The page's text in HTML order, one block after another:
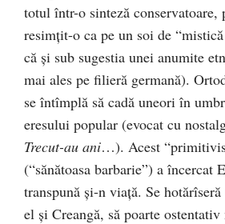
totul într-o sinteză conservatoare,
resimţit-o ca pe un soi de
că şi sub sugestia unei anumite
mai ales pe filieră germană).
se întîmplă să cadă uneori în
eresului popular (evocat cu
Trecut-au ani…). Acest
(“sănătoasa barbarie”) a încercat
transpună şi-n viaţă. Se
el şi Creangă, să poarte